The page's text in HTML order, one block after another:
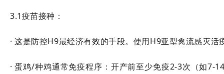
3.1疫苗接种：
· 这是防控H9最经济有效的手段。使用H9亚型禽流感灭活
· 蛋鸡/种鸡通常免疫程序：开产前至少免疫2-3次（如7-